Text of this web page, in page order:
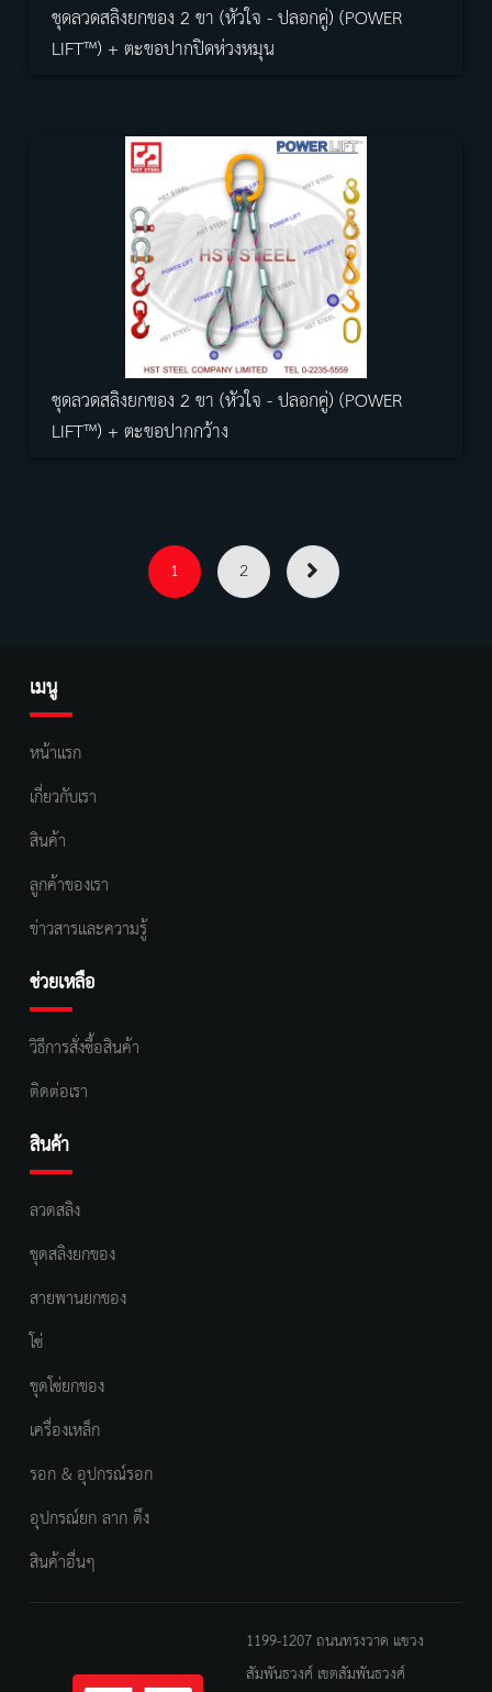
ชุดลวดสลิงยกของ 2 ขา (หัวใจ - ปลอกคู่) (POWER
LIFT™) + ตะขอปากปิดห่วงหมุน
ชุดลวดสลิงยกของ 2 ขา (หัวใจ - ปลอกคู่) (POWER
LIFT™) + ตะขอปากกว้าง
1 2
เมนู
หน้าแรก
เกี่ยวกับเรา
สินค้า
ลูกค้าของเรา
ข่าวสารและความรู้
ช่วยเหลือ
วิธีการสั่งซื้อสินค้า
ติดต่อเรา
สินค้า
ลวดสลิง
ชุดสลิงยกของ
สายพานยกของ
โซ่
ชุดโซ่ยกของ
เครื่องเหล็ก
รอก & อุปกรณ์รอก
อุปกรณ์ยก ลาก ดึง
สินค้าอื่นๆ
1199-1207 ถนนทรงวาด แขวง
สัมพันธวงศ์ เขตสัมพันธวงศ์